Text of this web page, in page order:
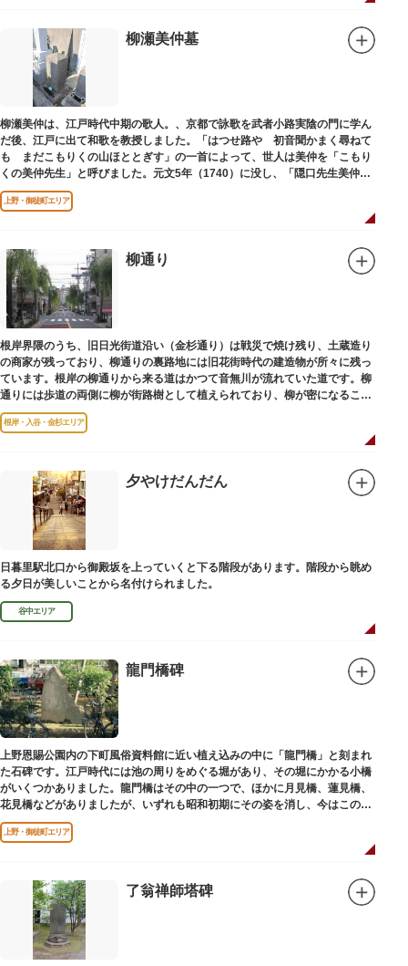
柳瀬美仲墓
柳瀬美仲は、江戸時代中期の歌人。、京都で詠歌を武者小路実陰の門に学ん
だ後、江戸に出て和歌を教授しました。「はつせ路や 初音聞かまく尋ねて
も まだこもりくの山ほととぎす」の一首によって、世人は美仲を「こもり
くの美仲先生」と呼びました。元文5年（1740）に没し、「隠口先生美仲甫
之墓」と刻まれた墓が教證寺（きょうしょうじ）にあります。
上野・御徒町エリア
柳通り
根岸界隈のうち、旧日光街道沿い（金杉通り）は戦災で焼け残り、土蔵造り
の商家が残っており、柳通りの裏路地には旧花街時代の建造物が所々に残っ
ています。根岸の柳通りから来る道はかつて音無川が流れていた道です。柳
通りには歩道の両側に柳が街路樹として植えられており、柳が密になるこの
通りがかつて花街のあった界隈です。
根岸・入谷・金杉エリア
夕やけだんだん
日暮里駅北口から御殿坂を上っていくと下る階段があります。階段から眺め
る夕日が美しいことから名付けられました。
谷中エリア
龍門橋碑
上野恩賜公園内の下町風俗資料館に近い植え込みの中に「龍門橋」と刻まれ
た石碑です。江戸時代には池の周りをめぐる堀があり、その堀にかかる小橋
がいくつかありました。龍門橋はその中の一つで、ほかに月見橋、蓮見橋、
花見橋などがありましたが、いずれも昭和初期にその姿を消し、今はこの石
碑にその名残がわずかに残るだけです。
上野・御徒町エリア
了翁禅師塔碑